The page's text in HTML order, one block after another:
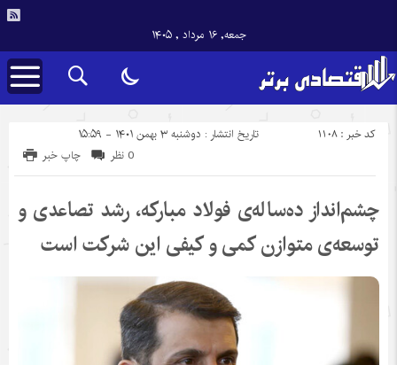
جمعه, ۱۶ مرداد , ۱۴۰۵
تاریخ انتشار : دوشنبه ۳ بهمن ۱۴۰۱ - ۱۵:۵۹ کد خبر : 1108
چاپ خبر 0 نظر
چشم‌انداز ده‌ساله‌ی فولاد مبارکه، رشد تصاعدی و
توسعه‌ی متوازن کمی و کیفی این شرکت است